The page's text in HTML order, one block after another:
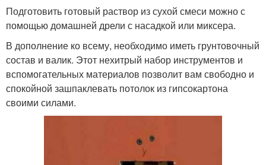
Подготовить готовый раствор из сухой смеси можно с
помощью домашней дрели с насадкой или миксера.
В дополнение ко всему, необходимо иметь грунтовочный
состав и валик. Этот нехитрый набор инструментов и
вспомогательных материалов позволит вам свободно и
спокойной зашпаклевать потолок из гипсокартона
своими силами.